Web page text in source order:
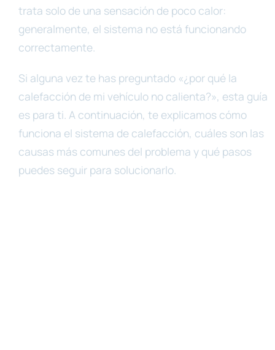
trata solo de una sensación de poco calor:
generalmente, el sistema no está funcionando
correctamente.
Si alguna vez te has preguntado «¿por qué la
calefacción de mi vehículo no calienta?», esta guía
es para ti. A continuación, te explicamos cómo
funciona el sistema de calefacción, cuáles son las
causas más comunes del problema y qué pasos
puedes seguir para solucionarlo.